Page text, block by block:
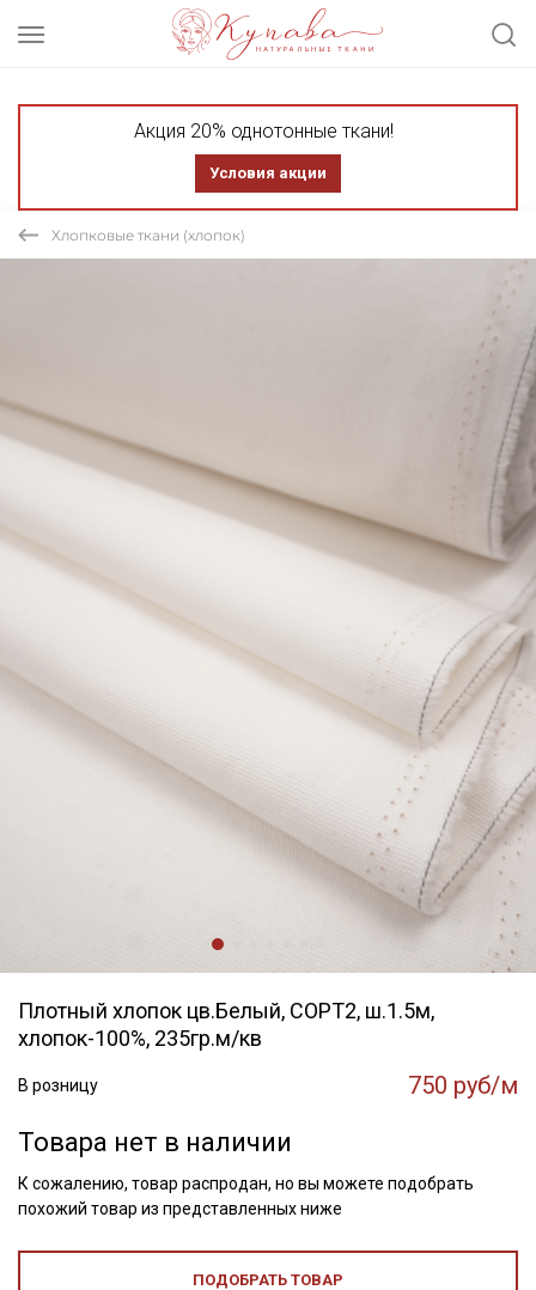
Акция 20% однотонные ткани!
Условия акции
Хлопковые ткани (хлопок)
Плотный хлопок цв.Белый, СОРТ2, ш.1.5м,
хлопок-100%, 235гр.м/кв
В розницу 750 руб/м
Товара нет в наличии
К сожалению, товар распродан, но вы можете подобрать
похожий товар из представленных ниже
ПОДОБРАТЬ ТОВАР